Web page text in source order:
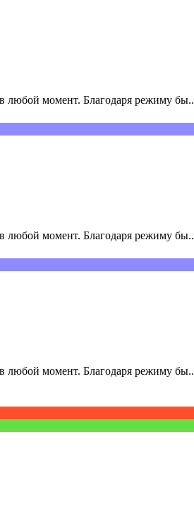
любой момент. Благодаря режиму бы..
любой момент. Благодаря режиму бы..
любой момент. Благодаря режиму бы..